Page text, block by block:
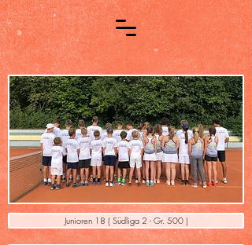
Junioren 18 ( Südliga 2 - Gr. 500 )